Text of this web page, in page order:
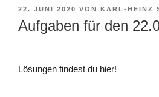
VERÖFFENTLICHT
AM
22. JUNI 2020 VON KARL-HEINZ
Aufgaben für den
Lösungen findest du hier!